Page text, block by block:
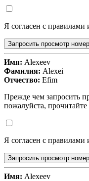
Я согласен с правилами
Запросить просмотр
Имя: Alexeev
Фамилия: Alexei
Отчество: Efim
Прежде чем запросить
пожалуйста, прочитайте
Я согласен с правилами
Запросить просмотр
Имя: Alexeev